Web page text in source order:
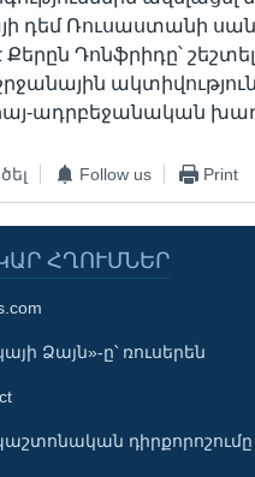
դեմ Ռուսաստանի
Դոնֆրիդը՝
ադրբեջանական
Follow us Print
ՀՂՈՒՄՆԵՐ
Ձայն»-ը՝ ռուսերեն
դիրքորոշումը